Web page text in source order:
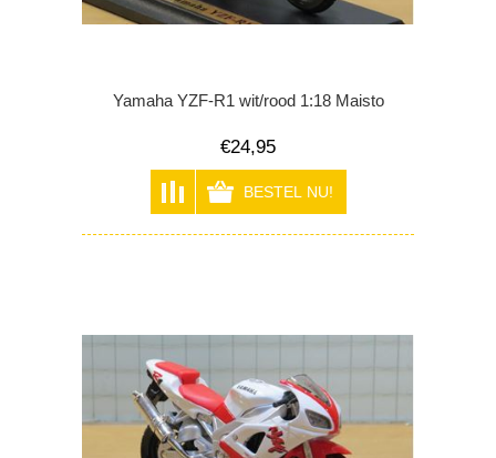
Yamaha YZF-R1 wit/rood 1:18 Maisto
€24,95